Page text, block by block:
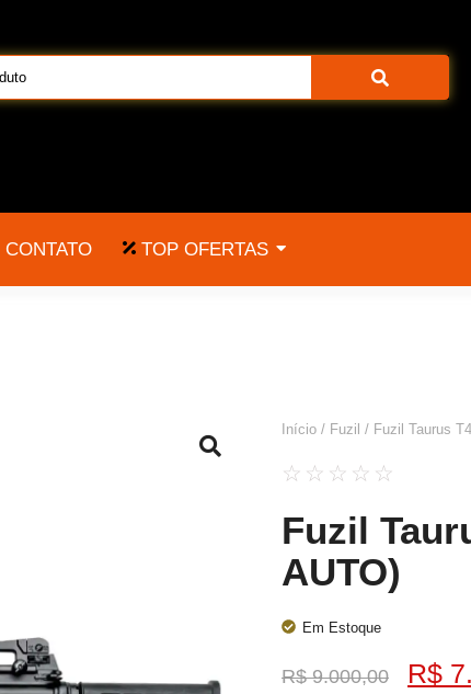
CONTATO TOP OFERTAS
Início / Fuzil / Fuzil Taurus
☆ ☆ ☆ ☆ ☆
Fuzil
AUTO)
Em Estoque
R$9.000,00 R$